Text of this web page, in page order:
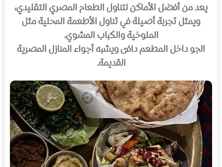
يعد من أفضل الأماكن لتناول الطعام المصري التقليدي،
ويمثل تجربة أصيلة في تناول الأطعمة المحلية مثل
الملوخية والكباب المشوي.
الجو داخل المطعم دافئ ويشبه أجواء المنازل المصرية
القديمة.